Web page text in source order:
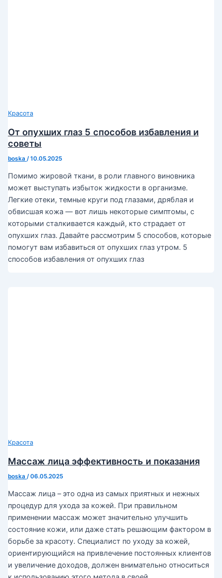
Красота
От опухших глаз 5 способов избавления и
советы
boska /10.05.2025
Помимо жировой ткани, в роли главного виновника
может выступать избыток жидкости в организме.
Легкие отеки, темные круги под глазами, дряблая и
обвисшая кожа — вот лишь некоторые симптомы, с
которыми сталкивается каждый, кто страдает от
опухших глаз. Давайте рассмотрим 5 способов, которые
помогут вам избавиться от опухших глаз утром. 5
способов избавления от опухших глаз
Красота
Массаж лица эффективность и показания
boska /06.05.2025
Массаж лица – это одна из самых приятных и нежных
процедур для ухода за кожей. При правильном
применении массаж может значительно улучшить
состояние кожи, или даже стать решающим фактором в
борьбе за красоту. Специалист по уходу за кожей,
ориентирующийся на привлечение постоянных клиентов
и увеличение доходов, должен внимательно относиться